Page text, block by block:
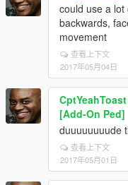
could use a
backwards,
movement
查看上下文
2017年05月04日
CptYeahToast
[Add-On Ped]
duuuuuuuude
查看上下文
2017年05月01日